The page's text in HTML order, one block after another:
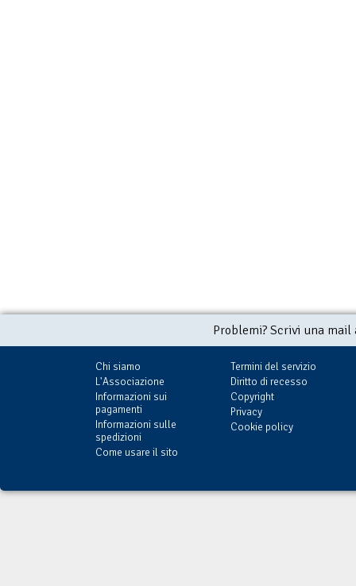
Problemi? Scrivi una
Chi siamo
L'Associazione
Informazioni sui
pagamenti
Informazioni sulle
spedizioni
Come usare il sito
Termini del servizio
Diritto di recesso
Copyright
Privacy
Cookie policy